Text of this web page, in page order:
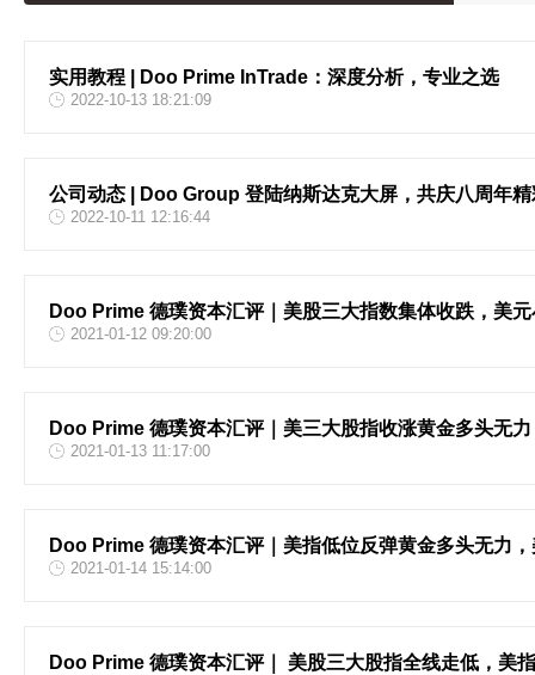
实用教程 | Doo Prime InTrade：深度分析，专业之选
2022-10-13 18:21:09
公司动态 | Doo Group 登陆纳斯达克大屏，共庆八周年精
2022-10-11 12:16:44
Doo Prime 德璞资本汇评｜美股三大指数集体收跌，美
2021-01-12 09:20:00
Doo Prime 德璞资本汇评｜美三大股指收涨黄金多头无
2021-01-13 11:17:00
Doo Prime 德璞资本汇评｜美指低位反弹黄金多头无力
2021-01-14 15:14:00
Doo Prime 德璞资本汇评｜ 美股三大股指全线走低，美